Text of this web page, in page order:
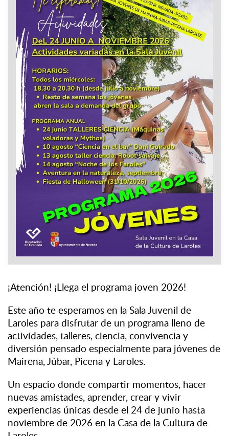
¡Atención! ¡Llega el programa joven 2026!
Este año te esperamos en la Sala Juvenil de
Laroles para disfrutar de un programa lleno de
actividades, talleres, ciencia, convivencia y
diversión pensado especialmente para jóvenes de
Mairena, Júbar, Picena y Laroles.
Un espacio donde compartir momentos, hacer
nuevas amistades, aprender, crear y vivir
experiencias únicas desde el 24 de junio hasta
noviembre de 2026 en la Casa de la Cultura de